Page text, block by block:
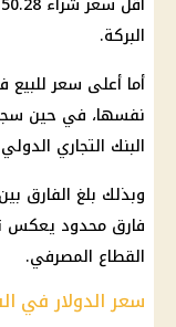
البركة.
أما أعلى سعر للبيع فبلغ 50.47
البنك التجاري
فارق محدود يعكس
القطاع المصرفي.
سعر الدولار في